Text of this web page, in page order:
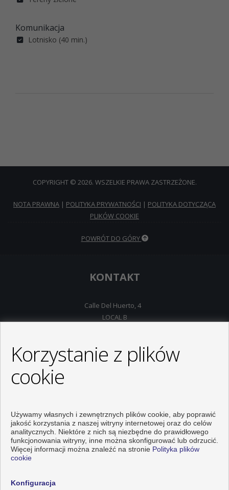
Komunikacja
Lotnisko (40 min.)
COPYRIGHT © 2026. WSZELKIE PRAWA ZASTRZEŻONE.
NOTA PRAWNA | POLITYKA PRYWATNOŚCI | POLITYKA DOTYCZĄCA
PLIKÓW COOKIE
POWRÓT DO GÓRY
KONTAKT
Calle Del Huerto, 4
LOCAL B
+34 966928738
info@inmo-api.net
Od Poniedziałku do Piątek : 10:00 - 14:00
Korzystanie z plików
cookie
Używamy własnych i zewnętrznych plików cookie, aby poprawić
jakość korzystania z naszej witryny internetowej oraz do celów
analitycznych. Niektóre z nich są niezbędne do prawidłowego
funkcjonowania witryny, inne można skonfigurować lub odrzucić.
Więcej informacji można znaleźć na stronie Polityka plików
cookie
Konfiguracja